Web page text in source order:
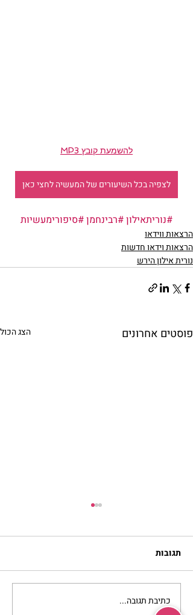
להשמעת קובץ MP3
לצפיה בכל השיעורים של המעשיה לחצי כאן
#נוריתאילון#רבינחמן#סיפורימעשיות
הרצאות ווידאו
הרצאות וידאו חדשות
נורית אילון הירש
פוסטים אחרונים הצג הכול
להזכיר ללב שלי איך
תגובות
כתיבת תגובה...